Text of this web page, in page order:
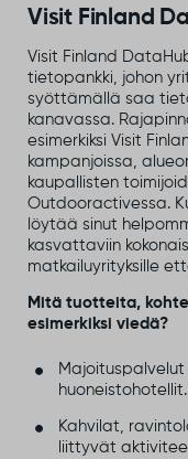
Visit Finland
Visit Finland
tietopankki, johon
syöttämällä saa
kanavassa.
esimerkiksi Visit
kampanjoissa,
kaupallisten
Outdooractivessa.
löytää sinut
kasvattaviin
matkailuyrityksille
Mitä tuotteita,
esimerkiksi viedä?
Kahvilat,
liittyvät